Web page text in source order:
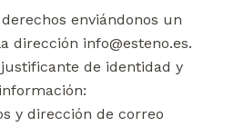
enviándonos un
dirección info@esteno.es.
de identidad y
y dirección de correo